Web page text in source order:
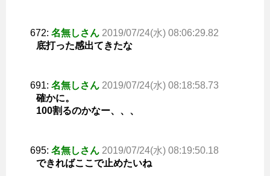
672: 名無しさん 2019/07/24(水) 08:06:29.82
底打った感出てきたな
691: 名無しさん 2019/07/24(水) 08:18:58.73
確かに。
100割るのかなー、、、
695: 名無しさん 2019/07/24(水) 08:19:50.18
できればここで止めたいね